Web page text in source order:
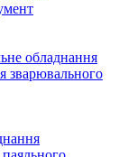
обладнання
зварювального